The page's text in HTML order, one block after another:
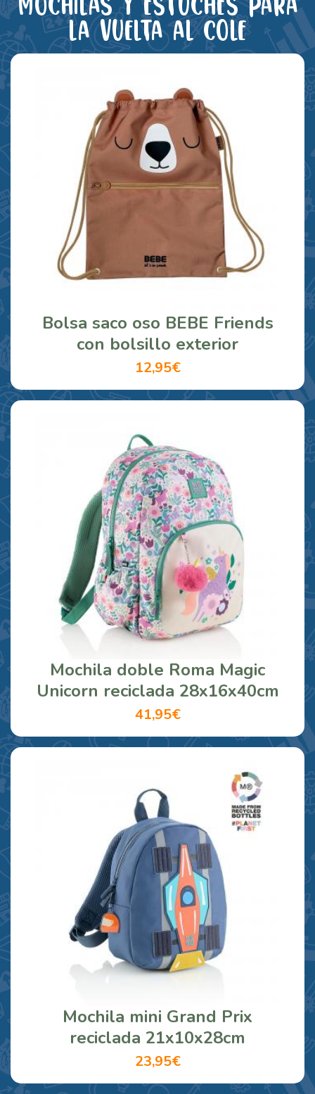
la vuelta al cole
Bolsa saco oso BEBE Friends
con bolsillo exterior
12,95€
Mochila doble Roma Magic
Unicorn reciclada 28x16x40cm
41,95€
Mochila mini Grand Prix
reciclada 21x10x28cm
23,95€